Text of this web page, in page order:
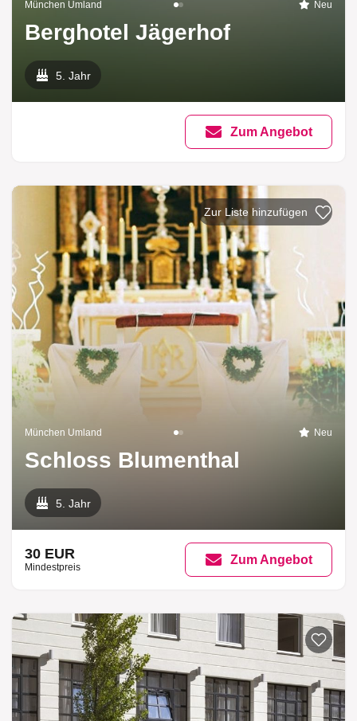
München Umland Neu
Berghotel Jägerhof
5. Jahr
Zum Angebot
München Umland Neu
Schloss Blumenthal
5. Jahr
30 EUR
Mindestpreis
Zum Angebot